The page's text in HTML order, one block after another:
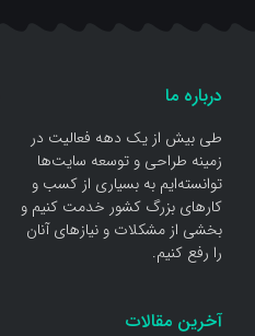
درباره ما
طی بیش از یک دهه فعالیت در
زمینه طراحی و توسعه سایت‌ها
توانسته‌ایم به بسیاری از کسب و
کار‌های بزرگ کشور خدمت کنیم و
بخشی از مشکلات و نیاز‌های آنان
را رفع کنیم.
آخرین مقالات